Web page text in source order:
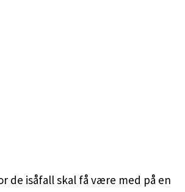
de isåfall skal få være med på en